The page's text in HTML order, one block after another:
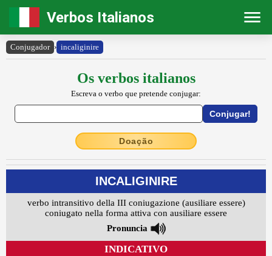
Verbos Italianos
Conjugador › incaliginire
Os verbos italianos
Escreva o verbo que pretende conjugar:
Doação
INCALIGINIRE
verbo intransitivo della III coniugazione (ausiliare essere)
coniugato nella forma attiva con ausiliare essere
Pronuncia
INDICATIVO